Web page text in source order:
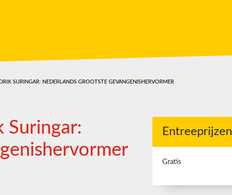
SURINGAR: NEDERLANDS GROOTSTE GEVANGENISHERVORMER
Suringar:
Entreeprijzen
Gratis